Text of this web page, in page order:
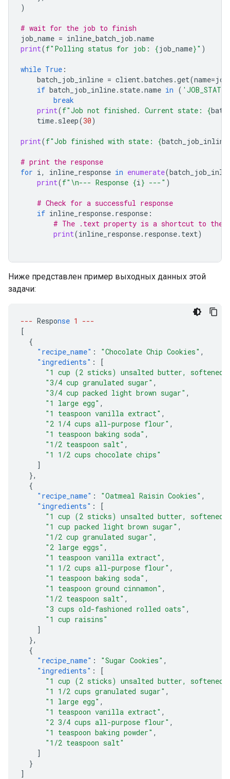
)
# wait for the job to finish
job_name = inline_batch_job .name
print(f"Polling status for job: {job_name}" )
while True :
batch_job_inline = client.batches .get(name=
if batch_job_inline. state.name in (
break
print(f"Job not finished. Current state: {
time. sleep(30)
print(f"Job finished with state: {batch_job_inline
# print the response
for i, inline_response in enumerate(
print(f" \n--- Response {i} ---" )
# Check for a successful response
if inline_response. response :
# The .text property is a shortcut to the
print(inline_response. response. text)
Ниже представлен пример выходных данных этой
задачи:
--- Response 1
---
[
{
"recipe_name" : "Chocolate Chip Cookies" ,
"ingredients" :
[
"1 cup (2 sticks) unsalted butter, softened"
"3/4 cup granulated sugar" ,
"3/4 cup packed light brown sugar" ,
"1 large egg" ,
"1 teaspoon vanilla extract" ,
"2 1/4 cups all-purpose flour" ,
"1 teaspoon baking soda" ,
"1/2 teaspoon salt" ,
"1 1/2 cups chocolate chips"
]
},
{
"recipe_name" : "Oatmeal Raisin Cookies" ,
"ingredients" :
[
"1 cup (2 sticks) unsalted butter, softened"
"1 cup packed light brown sugar" ,
"1/2 cup granulated sugar" ,
"2 large eggs" ,
"1 teaspoon vanilla extract" ,
"1 1/2 cups all-purpose flour" ,
"1 teaspoon baking soda" ,
"1 teaspoon ground cinnamon" ,
"1/2 teaspoon salt" ,
"3 cups old-fashioned rolled oats" ,
"1 cup raisins"
]
},
{
"recipe_name" : "Sugar Cookies" ,
"ingredients" :
[
"1 cup (2 sticks) unsalted butter, softened"
"1 1/2 cups granulated sugar" ,
"1 large egg" ,
"1 teaspoon vanilla extract" ,
"2 3/4 cups all-purpose flour" ,
"1 teaspoon baking powder" ,
"1/2 teaspoon salt"
]
}
]